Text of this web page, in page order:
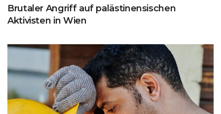
Brutaler Angriff auf palästinensischen
Aktivisten in Wien